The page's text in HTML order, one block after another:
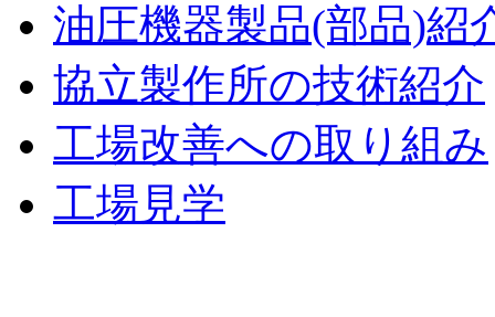
油圧機器製品(部品)紹
協立製作所の技術紹介
工場改善への取り組み
工場見学